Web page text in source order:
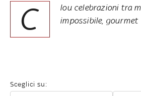
C
lou celebrazioni tra
impossibile, gourmet
Sceglici su: